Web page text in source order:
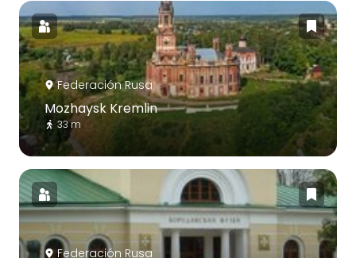
Federación Rusa
Mozhaysk Kremlin
33 m
Federación Rusa